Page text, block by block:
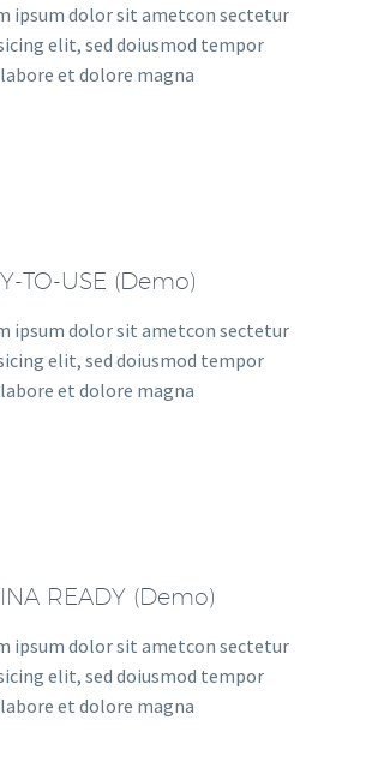
ipsum dolor sit ametcon sectetur
elit, sed doiusmod tempor
et dolore magna
TO-USE (Demo)
ipsum dolor sit ametcon sectetur
elit, sed doiusmod tempor
et dolore magna
READY (Demo)
ipsum dolor sit ametcon sectetur
elit, sed doiusmod tempor
et dolore magna